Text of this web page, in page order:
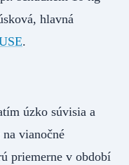
hlavná
.
úzko súvisia a
vianočné
priemerne v období